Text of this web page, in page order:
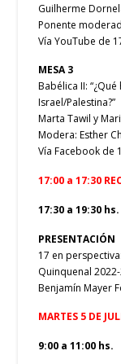
Guilherme
Ponente
Vía YouTube de
MESA 3
Babélica II:
Israel/Palestina?”
Marta Tawil y
Modera: Esther
Vía Facebook de
17:00 a 17:30
17:30 a 19:30 hs.
PRESENTACIÓN
17 en
Quinquenal
Benjamín Mayer
MARTES 5 DE
9:00 a 11:00 hs.